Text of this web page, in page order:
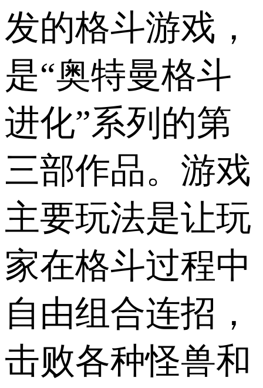
发的格斗游戏，
是“奥特曼格斗
进化”系列的第
三部作品。游戏
主要玩法是让玩
家在格斗过程中
自由组合连招，
击败各种怪兽和